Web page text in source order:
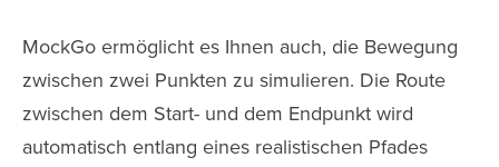
MockGo ermöglicht es Ihnen auch, die Bewegung
zwischen zwei Punkten zu simulieren. Die Route
zwischen dem Start- und dem Endpunkt wird
automatisch entlang eines realistischen Pfades